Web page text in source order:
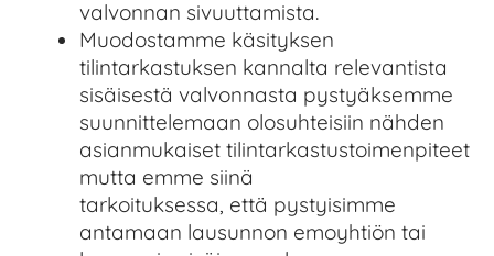
valvonnan sivuuttamista.
Muodostamme käsityksen
tilintarkastuksen kannalta relevantista
sisäisestä valvonnasta pystyäksemme
suunnittelemaan olosuhteisiin nähden
asianmukaiset tilintarkastustoimenpiteet
mutta emme siinä
tarkoituksessa, että pystyisimme
antamaan lausunnon emoyhtiön tai